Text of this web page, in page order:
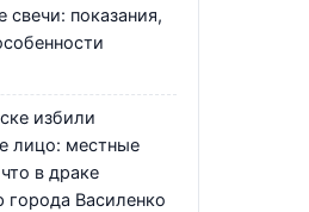
свечи: показания,
избили
лицо: местные
в драке
города Василенко